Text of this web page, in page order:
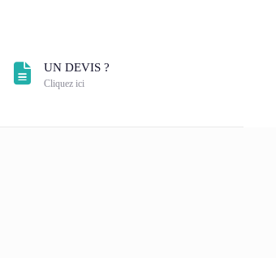
UN DEVIS ?
Cliquez ici